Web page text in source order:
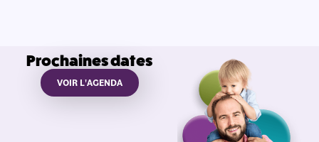
Prochaines dates
VOIR L'AGENDA